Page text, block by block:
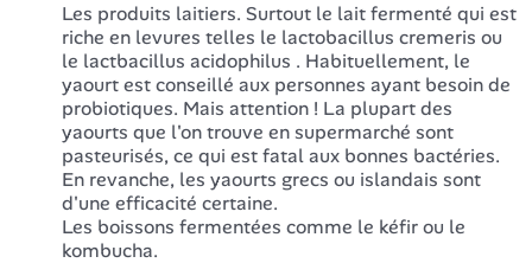
Les produits laitiers. Surtout le lait fermenté qui est
riche en levures telles le lactobacillus cremeris ou
le lactbacillus acidophilus . Habituellement, le
yaourt est conseillé aux personnes ayant besoin de
probiotiques. Mais attention ! La plupart des
yaourts que l'on trouve en supermarché sont
pasteurisés, ce qui est fatal aux bonnes bactéries.
En revanche, les yaourts grecs ou islandais sont
d'une efficacité certaine.
Les boissons fermentées comme le kéfir ou le
kombucha.